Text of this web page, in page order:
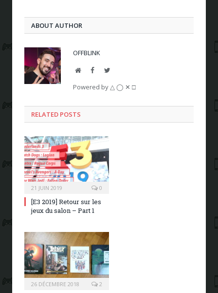
ABOUT AUTHOR
OFFBLINK
WebsiteFacebookTwitter
Powered by △ ◯ ✕ □
RELATED POSTS
21 JUIN 2019 0
[E3 2019] Retour sur les
jeux du salon – Part 1
26 DÉCEMBRE 2018 2